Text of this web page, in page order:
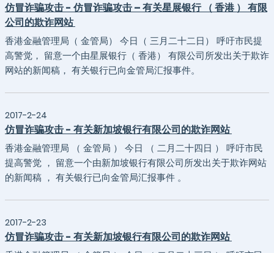
仿冒诈骗攻击 - 仿冒诈骗攻击 – 有关星展银行 （ 香港 ） 有限
公司的欺诈网站
香港金融管理局（ 金管局） 今日（ 三月二十二日） 呼吁市民提
高警觉， 留意一个由星展银行（ 香港） 有限公司所发出关于欺诈
网站的新闻稿， 有关银行已向金管局汇报事件。
2017-2-24
仿冒诈骗攻击 - 有关新加坡银行有限公司的欺诈网站
香港金融管理局 （ 金管局 ） 今日 （ 二月二十四日 ） 呼吁市民
提高警觉 ， 留意一个由新加坡银行有限公司所发出关于欺诈网站
的新闻稿 ， 有关银行已向金管局汇报事件 。
2017-2-23
仿冒诈骗攻击 - 有关新加坡银行有限公司的欺诈网站